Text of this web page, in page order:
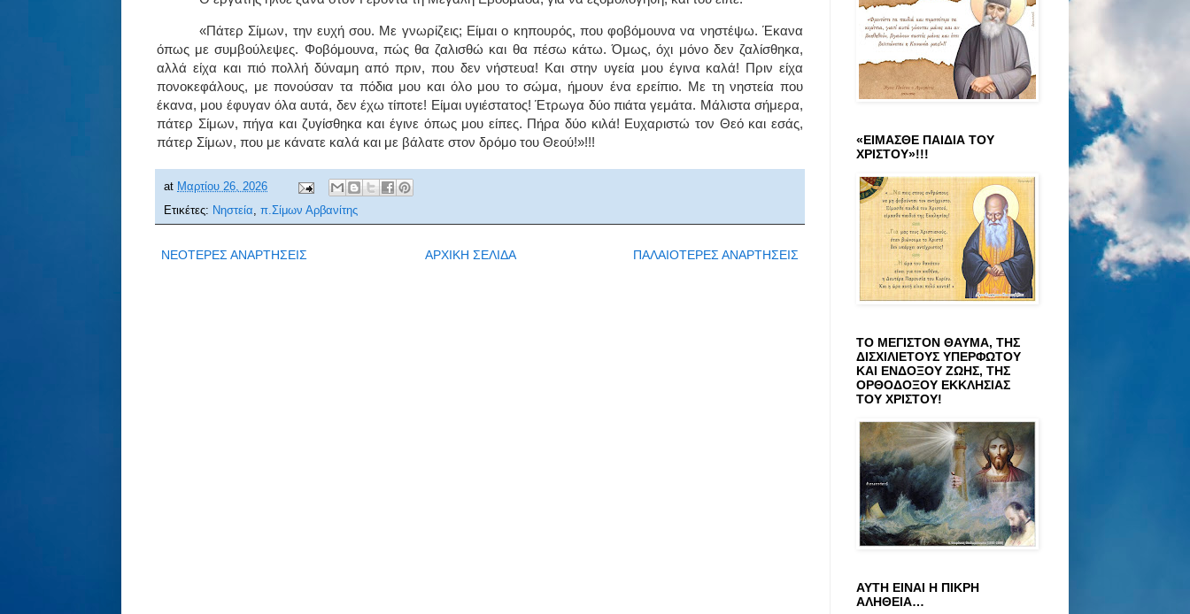
«Πάτερ Σίμων, την ευχή σου. Με γνωρίζεις; Είμαι ο κηπουρός, που φοβόμουνα να νηστέψω. Έκανα
όπως με συμβούλεψες. Φοβόμουνα, πώς θα ζαλισθώ και θα πέσω κάτω. Όμως, όχι μόνο δεν ζαλίσθηκα,
αλλά είχα και πιό πολλή δύναμη από πριν, που δεν νήστευα! Και στην υγεία μου έγινα καλά! Πριν είχα
πονοκεφάλους, με πονούσαν τα πόδια μου και όλο μου το σώμα, ήμουν ένα ερείπιο. Με τη νηστεία που
έκανα, μου έφυγαν όλα αυτά, δεν έχω τίποτε! Είμαι υγιέστατος! Έτρωγα δύο πιάτα γεμάτα. Μάλιστα σήμερα,
πάτερ Σίμων, πήγα και ζυγίσθηκα και έγινε όπως μου είπες. Πήρα δύο κιλά! Ευχαριστώ τον Θεό και εσάς,
πάτερ Σίμων, που με κάνατε καλά και με βάλατε στον δρόμο του Θεού!»!!!
at Μαρτίου 26, 2026
Ετικέτες: Νηστεία, π.Σίμων Αρβανίτης
ΝΕΟΤΕΡΕΣ ΑΝΑΡΤΗΣΕΙΣ ΠΑΛΑΙΟΤΕΡΕΣ ΑΝΑΡΤΗΣΕΙΣ
ΑΡΧΙΚΗ ΣΕΛΙΔΑ
«ΕΙΜΑΣΘΕ ΠΑΙΔΙΑ ΤΟΥ
ΧΡΙΣΤΟΥ»!!!
ΤΟ ΜΕΓΙΣΤΟΝ ΘΑΥΜΑ, ΤΗΣ
ΔΙΣΧΙΛΙΕΤΟΥΣ ΥΠΕΡΦΩΤΟΥ
ΚΑΙ ΕΝΔΟΞΟΥ ΖΩΗΣ, ΤΗΣ
ΟΡΘΟΔΟΞΟΥ ΕΚΚΛΗΣΙΑΣ
ΤΟΥ ΧΡΙΣΤΟΥ!
ΑΥΤΗ ΕΙΝΑΙ Η ΠΙΚΡΗ
ΑΛΗΘΕΙΑ…